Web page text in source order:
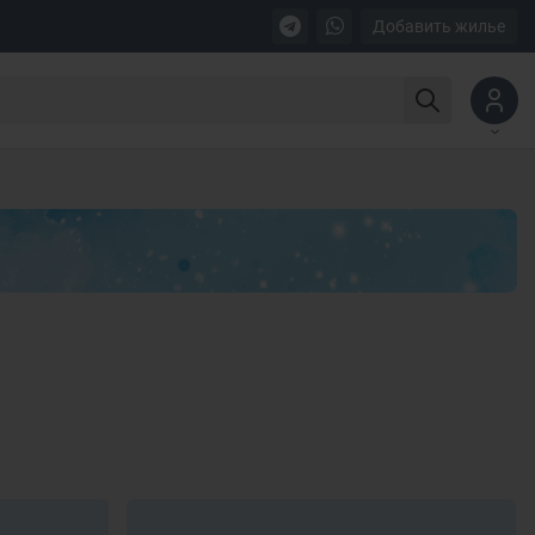
Добавить жилье